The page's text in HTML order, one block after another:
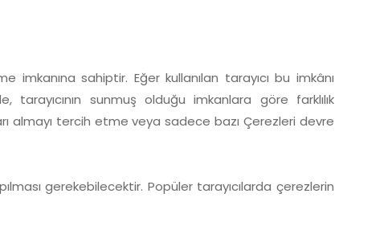
imkanına sahiptir. Eğer kullanılan tarayıcı bu imkânı
tarayıcının sunmuş olduğu imkanlara göre farklılık
almayı tercih etme veya sadece bazı Çerezleri devre
gerekebilecektir. Popüler tarayıcılarda çerezlerin